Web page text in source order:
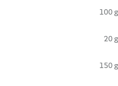
100 g
20 g
150 g